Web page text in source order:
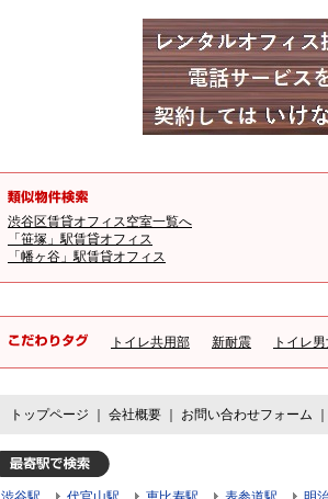
渋谷区賃貸オフィス空室一覧へ
「笹塚」駅賃貸オフィス
「幡ヶ谷」駅賃貸オフィス
トイレ共用部 新耐震 トイレ男
トップページ 会社概要 お問い合わせフォーム